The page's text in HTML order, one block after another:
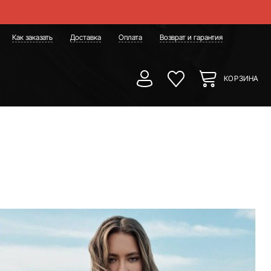
Как заказать Доставка Оплата Возврат и гарантия
КОРЗИНА